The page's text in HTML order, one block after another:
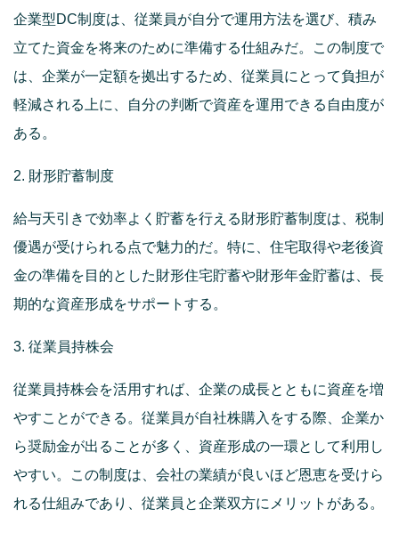
企業型DC制度は、従業員が自分で運用方法を選び、積み
立てた資金を将来のために準備する仕組みだ。この制度で
は、企業が一定額を拠出するため、従業員にとって負担が
軽減される上に、自分の判断で資産を運用できる自由度が
ある。
2. 財形貯蓄制度
給与天引きで効率よく貯蓄を行える財形貯蓄制度は、税制
優遇が受けられる点で魅力的だ。特に、住宅取得や老後資
金の準備を目的とした財形住宅貯蓄や財形年金貯蓄は、長
期的な資産形成をサポートする。
3. 従業員持株会
従業員持株会を活用すれば、企業の成長とともに資産を増
やすことができる。従業員が自社株購入をする際、企業か
ら奨励金が出ることが多く、資産形成の一環として利用し
やすい。この制度は、会社の業績が良いほど恩恵を受けら
れる仕組みであり、従業員と企業双方にメリットがある。